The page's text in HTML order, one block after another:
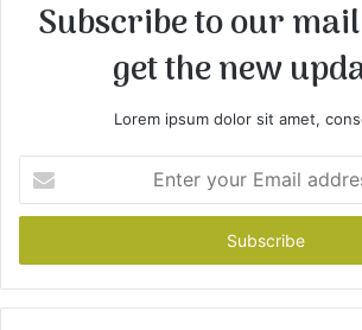
Subscribe to our
get the new
Lorem ipsum dolor sit amet,
t
r
y